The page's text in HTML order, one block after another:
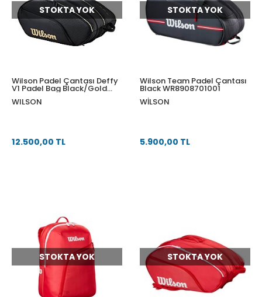
STOKTA YOK
Wilson Padel Çantası Deffy
V1 Padel Bag Black/Gold
WR8914201001
WILSON
12.500,00 TL
STOKTA YOK
Wilson Team Padel Çantası
Black WR8908701001
WILSON
5.900,00 TL
STOKTA YOK STOKTA YOK